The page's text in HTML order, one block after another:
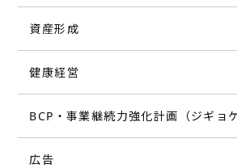
資産形成
健康経営
BCP・事業継続力強化計画（ジギョケ
広告